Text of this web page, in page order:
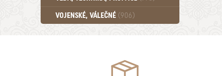
Učebnice - Ostatní (499)
VOJENSKÉ, VÁLEČNÉ (906)